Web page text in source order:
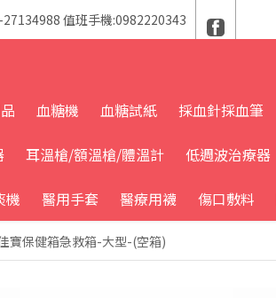
值班手機:0982220343
血糖機 血糖試紙 採血針採血筆
耳溫槍/額溫槍/體溫計 低週波治療器
機 醫用手套 醫療用襪 傷口敷料
寶保健箱急救箱-大型-(空箱)